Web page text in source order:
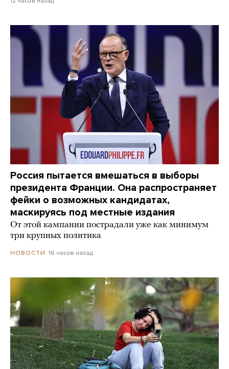
Россия пытается вмешаться в выборы
президента Франции. Она распространяет
фейки о возможных кандидатах,
маскируясь под местные издания
От этой кампании пострадали уже как минимум
три крупных политика
НОВОСТИ 16 часов назад